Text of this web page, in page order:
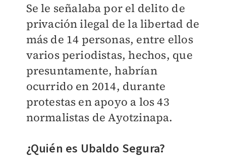
Se le señalaba por el delito de
privación ilegal de la libertad de
más de 14 personas, entre ellos
varios periodistas, hechos, que
presuntamente, habrían
ocurrido en 2014, durante
protestas en apoyo a los 43
normalistas de Ayotzinapa.
¿Quién es Ubaldo Segura?